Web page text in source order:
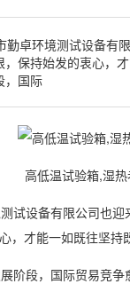
卓环境测试设备有
保持始发的衷心，
，国际
高低温试验箱,湿
设备有限公司也迎
才能一如既往坚持
段，国际贸易竞争